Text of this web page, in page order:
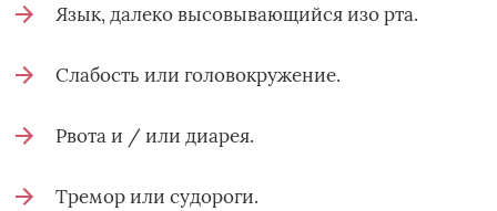
Язык, далеко высовывающийся изо рта.
Слабость или головокружение.
Рвота и / или диарея.
Тремор или судороги.